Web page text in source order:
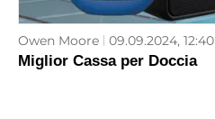
Owen Moore 09.09.2024, 12:40
Miglior Cassa per Doccia